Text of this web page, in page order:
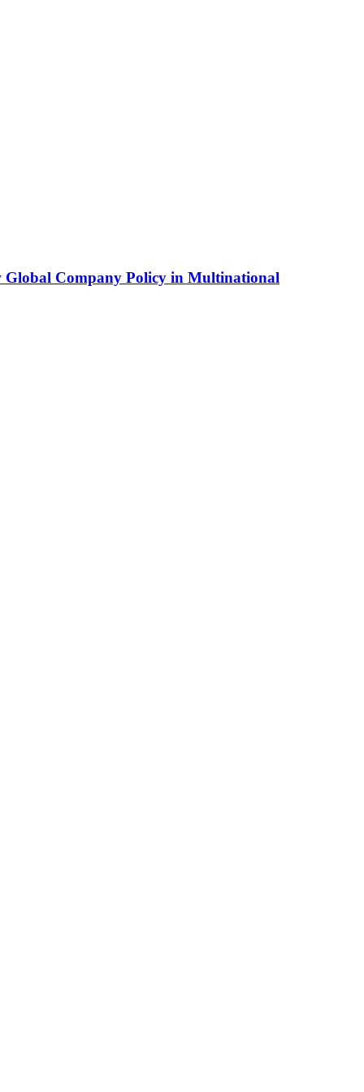
Global Company Policy in Multinational